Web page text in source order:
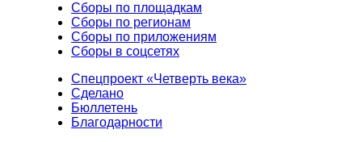
Сборы по площадкам
Сборы по регионам
Сборы по приложениям
Сборы в соцсетях
Спецпроект «Четверть века»
Сделано
Бюллетень
Благодарности